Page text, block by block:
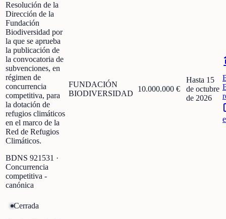
Resolución de la
Dirección de la
Fundación
Biodiversidad por
la que se aprueba
la publicación de
la convocatoria de
subvenciones, en
régimen de
concurrencia
competitiva, para
la dotación de
refugios climáticos
en el marco de la
Red de Refugios
Climáticos.
BDNS 921531 ·
Concurrencia
competitiva -
canónica
FUNDACIÓN
BIODIVERSIDAD
10.000.000 €
Hasta 15
de octubre
de 2026
Cerrada